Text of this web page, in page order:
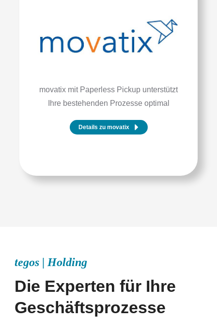
movatix mit Paperless Pickup unterstützt
Ihre bestehenden Prozesse optimal
Details zu movatix
tegos | Holding
Die Experten für Ihre
Geschäfts­prozesse